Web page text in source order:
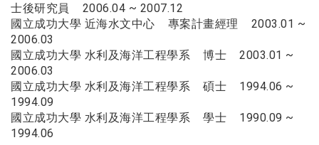
士後研究員 2006.04 ~ 2007.12
國立成功大學 近海水文中心 專案計畫經理 2003.01 ~
2006.03
國立成功大學 水利及海洋工程學系 博士 2003.01 ~
2006.03
國立成功大學 水利及海洋工程學系 碩士 1994.06 ~
1994.09
國立成功大學 水利及海洋工程學系 學士 1990.09 ~
1994.06